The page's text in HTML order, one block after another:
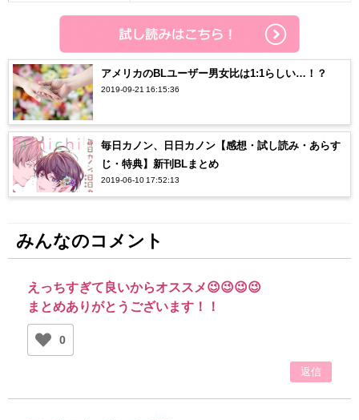
アメリカのBLユーザー男女比は1:1らしい…！？
2019-09-21 16:15:36
毎日カノン、日日カノン【感想・試し読み・あらす
じ・特典】新刊BLまとめ
2019-06-10 17:52:13
みんなのコメント
えっちすぎて良いからオススメ😉😉😉😉
まとめありがとうございます！！
0
返信